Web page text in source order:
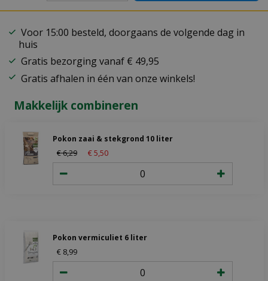
Voor 15:00 besteld, doorgaans de volgende dag in
huis
Gratis bezorging vanaf € 49,95
Gratis afhalen in één van onze winkels!
Makkelijk combineren
Pokon zaai & stekgrond 10 liter
€6,29 €5 50
Pokon vermiculiet 6 liter
€ 8 99